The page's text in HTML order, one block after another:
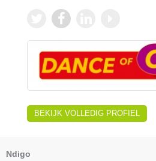
BEKIJK VOLLEDIG PROFIEL
Ndigo